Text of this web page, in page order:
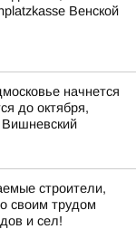
Венской
начнется
до октября,
строители,
своим трудом
и сел!